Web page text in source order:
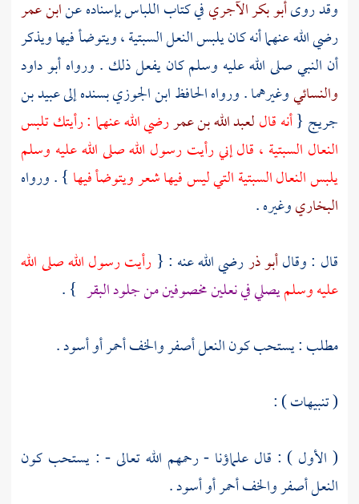
وقد روىأبو بكر الآجريفي كتاب اللباس بإسناده عنابن عمر
رضي الله عنهما أنه كان يلبس النعل السبتية ، ويتوضأ فيها ويذكر
أن النبي صلى الله عليه وسلم كان يفعل ذلك . ورواهأبو داود
والنسائيوغيرهما . ورواه الحافظابن الجوزيبسنده إلىعبيد بن
جريج {أنه قاللعبد الله بن عمررضي الله عنهما : رأيتك تلبس
النعال السبتية ، قال إني رأيت رسول الله صلى الله عليه وسلم
يلبس النعال السبتية التي ليس فيها شعر ويتوضأ فيها } . ورواه
البخاريوغيره .
قال : وقالأبو ذررضي الله عنه : { رأيت رسول الله صلى الله
عليه وسلميصلي في نعلين مخصوفين من جلود البقر } .
مطلب : يستحب كون النعل أصفر والخف أحمر أو أسود .
( تنبيهات ) :
( الأول ) : قال علماؤنا - رحمهم الله تعالى - : يستحب كون
النعل أصفر والخف أحمر أو أسود .